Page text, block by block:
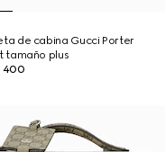
de cabina Gucci Porter
tamaño plus
400